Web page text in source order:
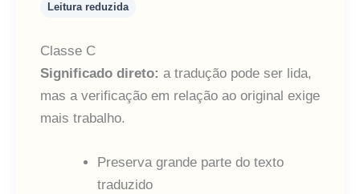
Leitura reduzida
Classe C
Significado direto: a tradução pode ser lida,
mas a verificação em relação ao original exige
mais trabalho.
Preserva grande parte do texto
traduzido